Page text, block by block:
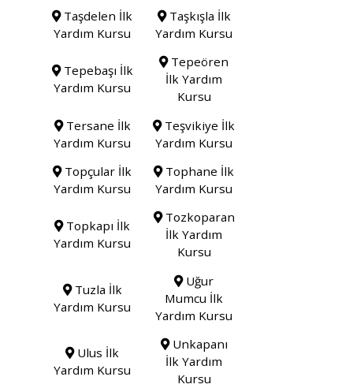
Taşdelen İlk
Yardım Kursu
Taşkışla İlk
Yardım Kursu
Tepebaşı İlk
Yardım Kursu
Tepeören
İlk Yardım
Kursu
Tersane İlk
Yardım Kursu
Teşvikiye İlk
Yardım Kursu
Topçular İlk
Yardım Kursu
Tophane İlk
Yardım Kursu
Topkapı İlk
Yardım Kursu
Tozkoparan
İlk Yardım
Kursu
Tuzla İlk
Yardım Kursu
Uğur
Mumcu İlk
Yardım Kursu
Ulus İlk
Yardım Kursu
Unkapanı
İlk Yardım
Kursu